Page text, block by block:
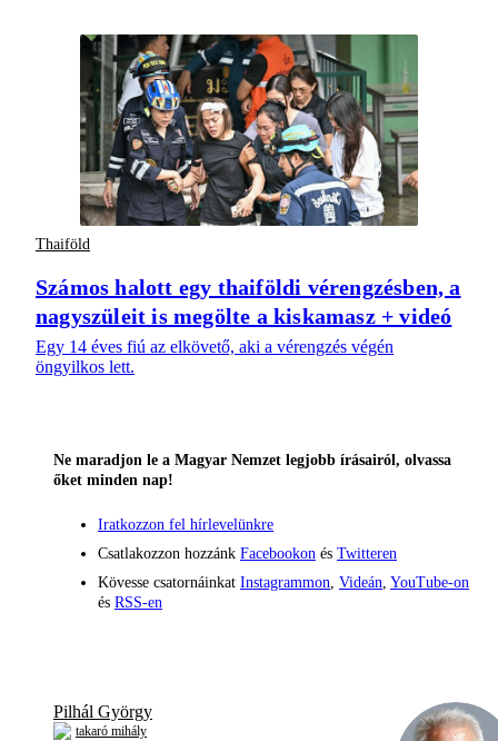
Thaiföld
Számos halott egy thaiföldi vérengzésben, a
nagyszüleit is megölte a kiskamasz + videó
Egy 14 éves fiú az elkövető, aki a vérengzés végén
öngyilkos lett.
Ne maradjon le a Magyar Nemzet legjobb írásairól, olvassa
őket minden nap!
Iratkozzon fel hírlevelünkre
Csatlakozzon hozzánk Facebookon és Twitteren
Kövesse csatornáinkat Instagrammon, Videán, YouTube-on
és RSS-en
Pilhál György
takaró mihály